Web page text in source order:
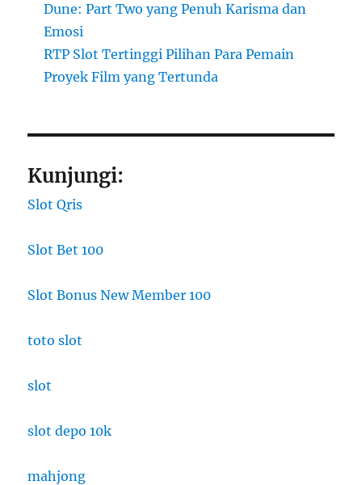
Dune: Part Two yang Penuh Karisma dan
Emosi
RTP Slot Tertinggi Pilihan Para Pemain
Proyek Film yang Tertunda
Kunjungi:
Slot Qris
Slot Bet 100
Slot Bonus New Member 100
toto slot
slot
slot depo 10k
mahjong